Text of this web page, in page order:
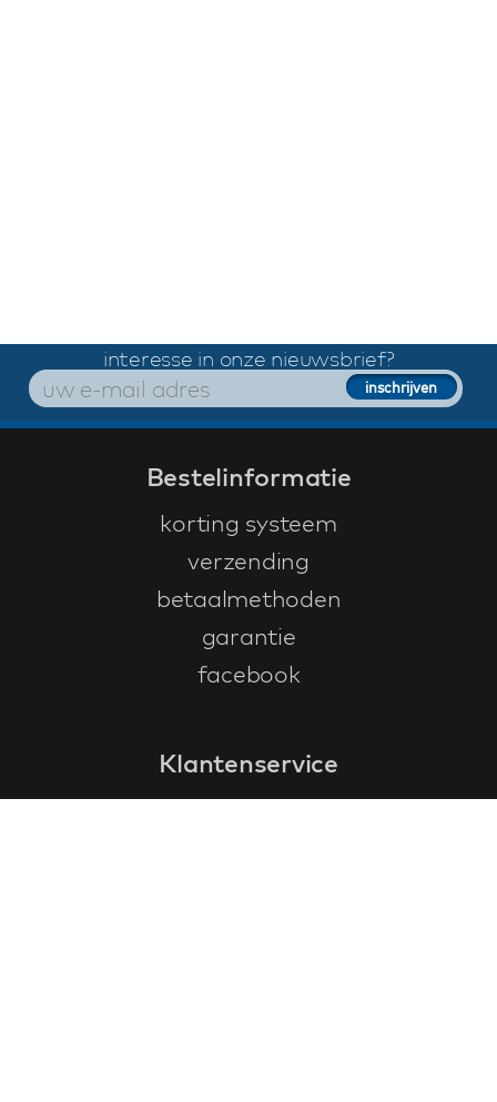
interesse in onze nieuwsbrief?
Bestelinformatie
korting systeem
verzending
betaalmethoden
garantie
facebook
Klantenservice
faq